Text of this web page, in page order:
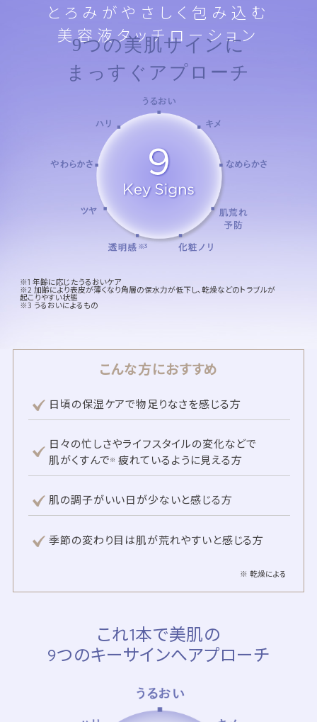
とろみがやさしく包み込む
美容液タッチローション
9つの美肌サインに
まっすぐアプローチ
※1 年齢に応じたうるおいケア
※2 加齢により表皮が薄くなり角層の保水力が低下し、乾燥などのトラブルが
起こりやすい状態
※3 うるおいによるもの
こんな方におすすめ
日頃の保湿ケアで物足りなさを感じる方
日々の忙しさやライフスタイルの変化などで
肌がくすんで ※ 疲れているように見える方
肌の調子がいい日が少ないと感じる方
季節の変わり目は肌が荒れやすいと感じる方
※ 乾燥による
これ1本で美肌の
9つのキーサインへアプローチ